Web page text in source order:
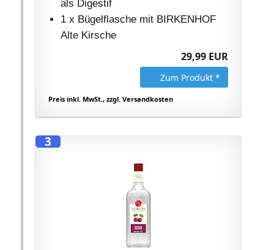
als Digestif
1 x Bügelflasche mit BIRKENHOF
Alte Kirsche
29,99 EUR
Zum Produkt *
Preis inkl. MwSt., zzgl. Versandkosten
3